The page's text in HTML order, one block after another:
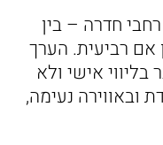
חדרה – בין
אם רביעית. הערך
אישי ולא
ובאווירה נעימה,